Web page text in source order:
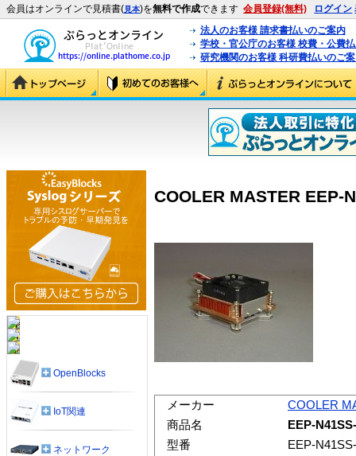
会員はオンラインで見積書(見本)を無料で作成できます 会員登録(無料) ログイン
法人のお客様 請求書払いのご案内
学校・官公庁のお客様 校費・公費
研究機関のお客様 科研費払いのご
COOLER MASTER EEP-
メーカー
COOLER
商品名
EEP-
型番
EEP-
OpenBlocks
IoT関連
ネットワーク